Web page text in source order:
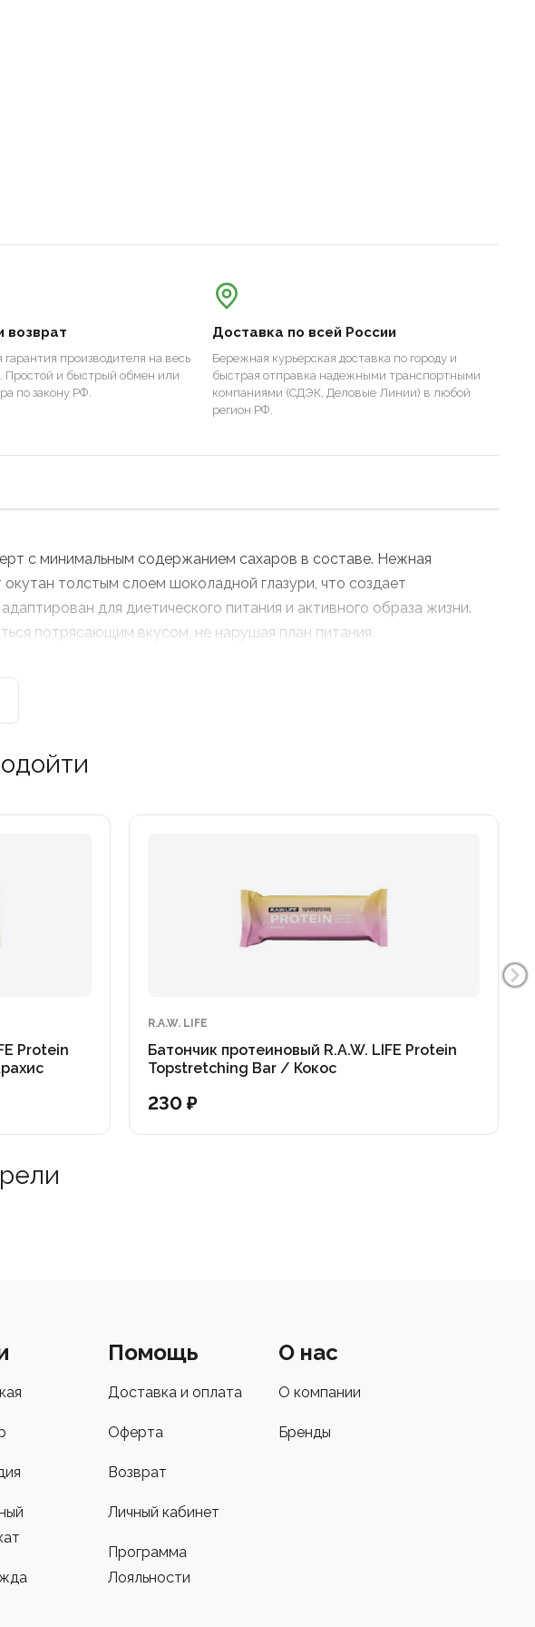
возврат
производителя на весь
Простой и быстрый обмен или
по закону РФ.
Доставка по всей России
Бережная курьерская доставка по городу и
быстрая отправка надежными транспортными
компаниями (СДЭК, Деловые Линии) в любой
регион РФ.
с минимальным содержанием сахаров в составе. Нежная
толстым слоем шоколадной глазури, что создает
для диетического питания и активного образа жизни.
потрясающим вкусом, не нарушая план питания.
Protein
R.A.W. LIFE
Батончик протеиновый R.A.W. LIFE Protein
Topstretching Bar / Кокос
230 ₽
Помощь
Доставка и оплата
Оферта
Возврат
Личный кабинет
Программа
Лояльности
О нас
О компании
Бренды